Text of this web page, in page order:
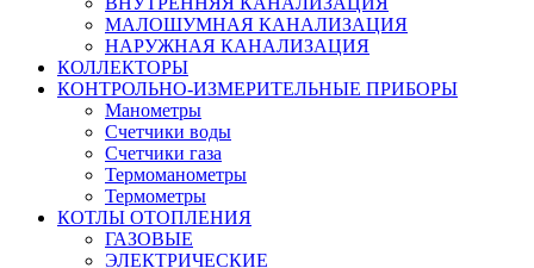
МАЛОШУМНАЯ КАНАЛИЗАЦИЯ
НАРУЖНАЯ КАНАЛИЗАЦИЯ
КОЛЛЕКТОРЫ
КОНТРОЛЬНО-ИЗМЕРИТЕЛЬНЫЕ ПРИБОРЫ
Манометры
Счетчики воды
Счетчики газа
Термоманометры
Термометры
КОТЛЫ ОТОПЛЕНИЯ
ГАЗОВЫЕ
ЭЛЕКТРИЧЕСКИЕ